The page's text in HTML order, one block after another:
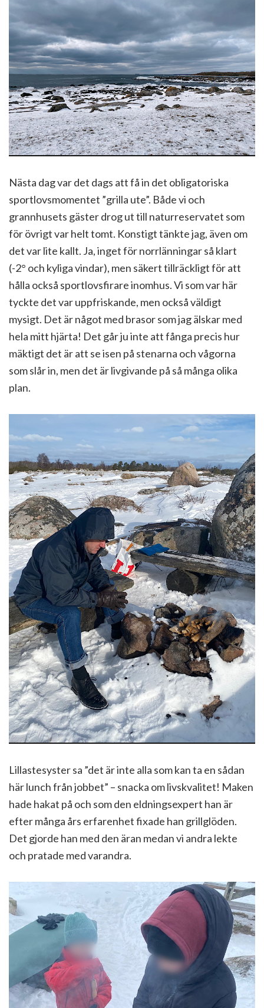
Nästa dag var det dags att få in det obligatoriska
sportlovsmomentet ”grilla ute”. Både vi och
grannhusets gäster drog ut till naturreservatet som
för övrigt var helt tomt. Konstigt tänkte jag, även om
det var lite kallt. Ja, inget för norrlänningar så klart
(-2° och kyliga vindar), men säkert tillräckligt för att
hålla också sportlovsfirare inomhus. Vi som var här
tyckte det var uppfriskande, men också väldigt
mysigt. Det är något med brasor som jag älskar med
hela mitt hjärta! Det går ju inte att fånga precis hur
mäktigt det är att se isen på stenarna och vågorna
som slår in, men det är livgivande på så många olika
plan.
Lillastesyster sa ”det är inte alla som kan ta en sådan
här lunch från jobbet” – snacka om livskvalitet! Maken
hade hakat på och som den eldningsexpert han är
efter många års erfarenhet fixade han grillglöden.
Det gjorde han med den äran medan vi andra lekte
och pratade med varandra.